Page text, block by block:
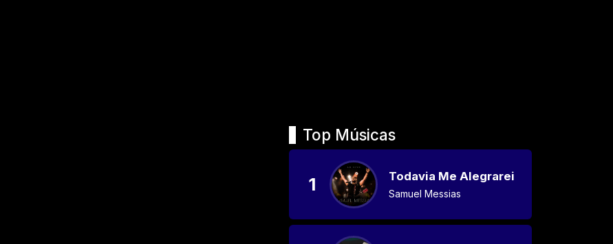
Top Músicas
1 Todavia Me Alegrarei
Samuel Messias